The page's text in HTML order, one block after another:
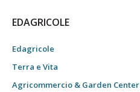
EDAGRICOLE
Edagricole
Terra e Vita
Agricommercio & Garden Center